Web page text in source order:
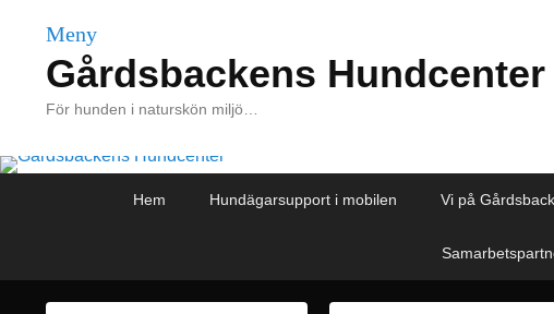
Meny
Gårdsbackens Hundcenter
För hunden i naturskön miljö…
Hem Hundägarsupport i mobilen Vi på